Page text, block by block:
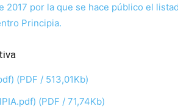
2017 por la que se hace público el
Principia.
(PDF / 513,01Kb)
(PDF / 71,74Kb)